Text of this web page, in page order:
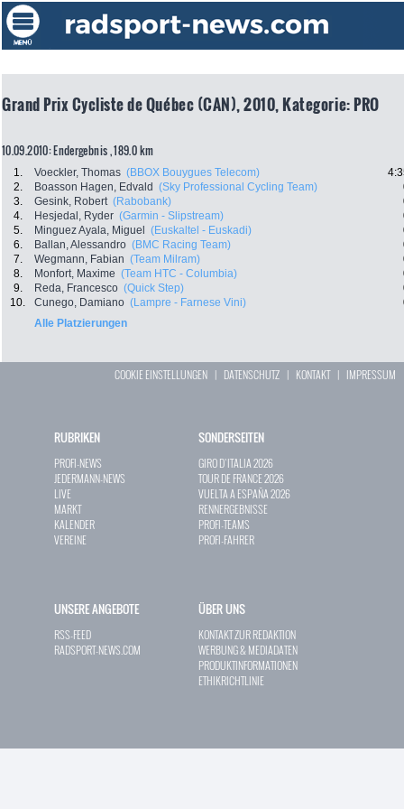
Grand Prix Cycliste de Québec (CAN), 2010, Kategorie: PRO
10.09.2010: Endergebnis , 189.0 km
1. Voeckler, Thomas (BBOX Bouygues Telecom)
2.
Boasson Hagen, Edvald (Sky Professional Cycling Team)
3.
Gesink, Robert (Rabobank)
4.
Hesjedal, Ryder (Garmin - Slipstream)
5.
Minguez Ayala, Miguel (Euskaltel - Euskadi)
6.
Ballan, Alessandro (BMC Racing Team)
7.
Wegmann, Fabian (Team Milram)
8.
Monfort, Maxime (Team HTC - Columbia)
9.
Reda, Francesco (Quick Step)
10.
Cunego, Damiano (Lampre - Farnese Vini)
Alle Platzierungen
COOKIE EINSTELLUNGEN | DATENSCHUTZ | KONTAKT| IMPRESSUM
RUBRIKEN
PROFI-NEWS
JEDERMANN-NEWS
LIVE
MARKT
KALENDER
VEREINE
SONDERSEITEN
GIRO D`ITALIA 2026
TOUR DE FRANCE 2026
VUELTA A ESPAÑA 2026
RENNERGEBNISSE
PROFI-TEAMS
PROFI-FAHRER
UNSERE ANGEBOTE
RSS-FEED
RADSPORT-NEWS.COM
ÜBER UNS
KONTAKT ZUR REDAKTION
WERBUNG & MEDIADATEN
PRODUKTINFORMATIONEN
ETHIKRICHTLINIE